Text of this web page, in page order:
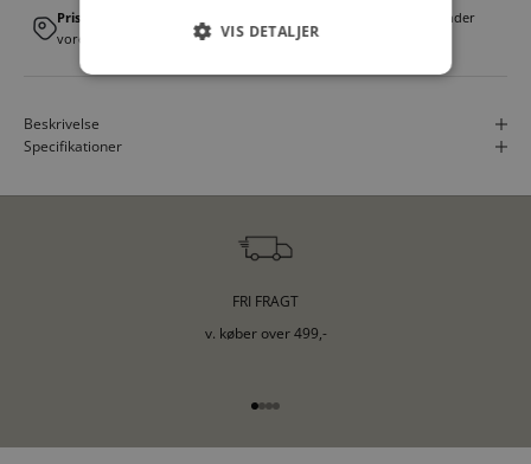
Prismatch
│Vi tilbyder landsdækkende prisgaranti. Læs mere under
vores FAQ
Beskrivelse
Specifikationer
FRI FRAGT
v. køber over 499,-
Gå til element 1
Gå til element 2
Gå til element 3
Gå til element 4
VIS DETALJER